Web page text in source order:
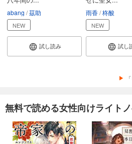
abang 茲助
NEW
試し読み
雨香 柊酸
NEW
試し
無料で読める女性向けライト